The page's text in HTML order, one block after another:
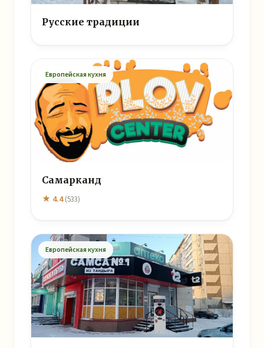
Русские традиции
Европейская кухня
Самарканд
★ 4.4(533)
Европейская кухня